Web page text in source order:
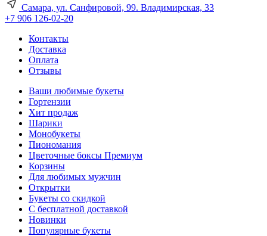
Самара, ул. Санфировой, 99. Владимирская, 33
+7 906 126-02-20
Контакты
Доставка
Оплата
Отзывы
Ваши любимые букеты
Гортензии
Хит продаж
Шарики
Монобукеты
Пиономания
Цветочные боксы Премиум
Корзины
Для любимых мужчин
Открытки
Букеты со скидкой
С бесплатной доставкой
Новинки
Популярные букеты